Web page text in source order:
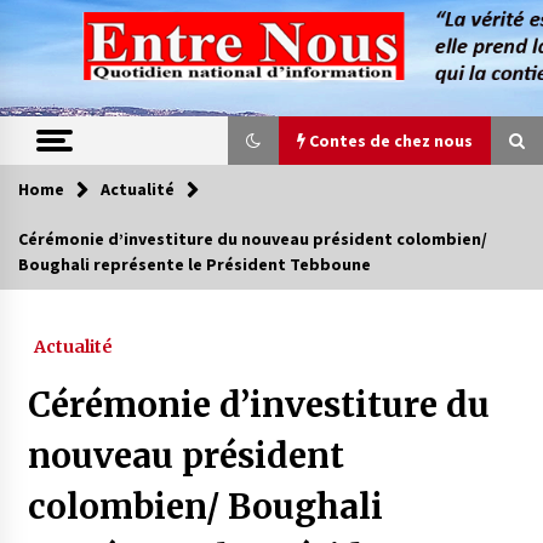
content
Contes de chez nous
Contes de chez nous
Magie de sorcier
4 ans ago
Oum el Gaïla / L’ogresse du M’zab
4 ans ago
Home Actualité
Cérémonie d’investiture du nouveau président colombien/
Boughali représente le Président Tebboune
Actualité
Cérémonie d’investiture du
nouveau président
colombien/ Boughali